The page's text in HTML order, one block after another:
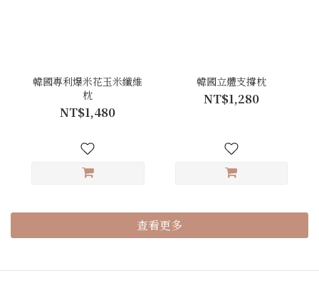
韓國專利爆米花玉米纖維
枕
NT$1,480
韓國立體支撐枕
NT$1,280
查看更多